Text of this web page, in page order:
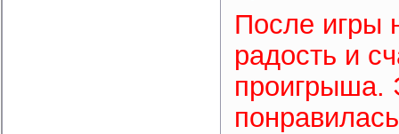
После игры
радость и
проигрыша.